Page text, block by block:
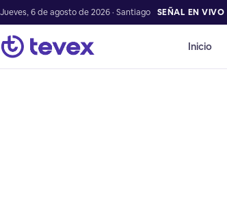
Jueves, 6 de agosto de 2026 · Santiago SEÑAL EN VIVO
Inicio